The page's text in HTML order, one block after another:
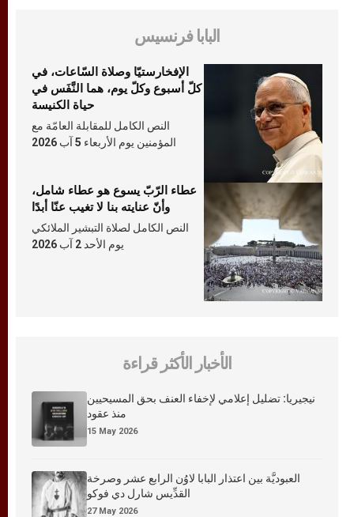
البابا فرنسيس
الإفخارستيّا وصلاة السّاعات، في
كلّ أسبوع وكلّ يوم، هما النَّفَس في
حياة الكنيسة
النص الكامل للمقابلة العامّة مع
المؤمنين يوم الأربعاء 5 آب 2026
عطاء الرّبّ يسوع هو عطاء شامل،
وأنّ عنايته بنا لا تغيب عنّا أبدًا
النص الكامل لصلاة التبشير الملائكي
يوم الأحد 2 آب 2026
الأخبار الأكثر قراءة
نيجيريا: تضليل إعلامي لإخفاء العنف بحق المسيحيين
منذ عقود
15 May 2026
العبوديَّة بين اعتذار البابا لاوُن الرابع عشر وصرخة
القدِّيس شارل دي فوكو
27 May 2026